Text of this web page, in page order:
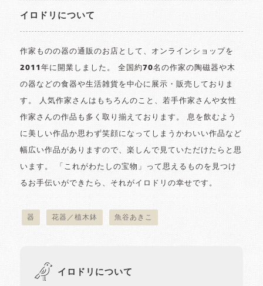
イロドリについて
作家ものの器の通販のお店として、オンラインショップを
2011年に開業しました。 全国約70名の作家の陶磁器や木
の器などの食器や生活雑貨を中心に展示・販売しておりま
す。 人気作家さんはもちろんのこと、若手作家さんや女性
作家さんの作品も多く取り揃えております。 息を飲むよう
に美しい作品か思わず笑顔になってしまうかわいい作品など
幅広い作品がありますので、楽しんで見ていただけたらと思
います。 「これがわたしの宝物」って思えるものを見つけ
るお手伝いができたら、それがイロドリの幸せです。
器 花器／植木鉢 魚谷あきこ
イロドリについて